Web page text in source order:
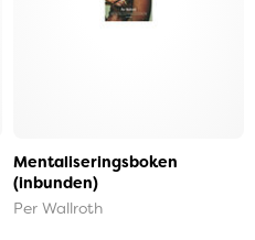
Mentaliseringsboken
(inbunden)
Per Wallroth